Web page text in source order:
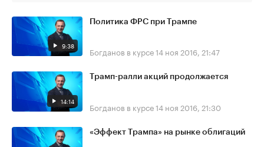
9:38
Политика ФРС при Трампе
Богданов в курсе14 ноя 2016, 21:47
14:14
Трамп-ралли акций продолжается
Богданов в курсе14 ноя 2016, 21:30
«Эффект Трампа» на рынке облигаций